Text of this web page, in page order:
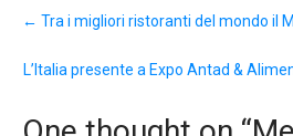
navigation
← Tra i migliori ristoranti del mondo il
L’Italia presente a Expo Antad &